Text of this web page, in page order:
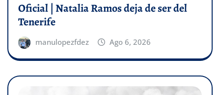
Oficial | Natalia Ramos deja de ser del
Tenerife
manulopezfdez Ago 6, 2026